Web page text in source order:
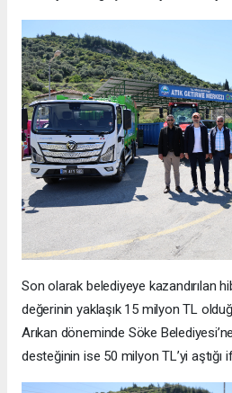
Son olarak belediyeye kazandırılan
değerinin yaklaşık 15 milyon TL
Arıkan döneminde Söke
desteğinin ise 50 milyon TL’yi aştığı